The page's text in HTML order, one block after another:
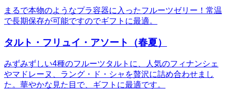
まるで本物のようなプラ容器に入ったフルーツゼリー！常温
で長期保存が可能ですのでギフトに最適。
タルト・フリュイ・アソート（春夏）
みずみずしい4種のフルーツタルトに、人気のフィナンシェ
やマドレーヌ、ラング・ド・シャを贅沢に詰め合わせまし
た。華やかな見た目で、ギフトに最適です。